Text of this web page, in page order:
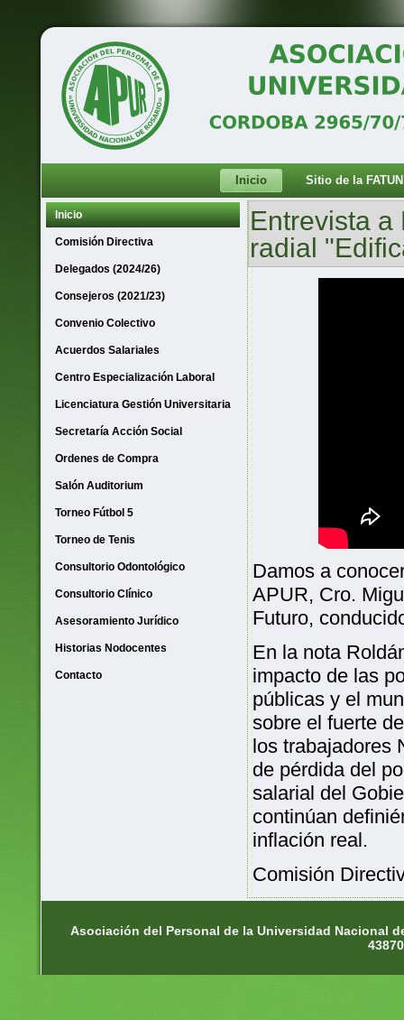
Inicio Sitio de la FATUN
Inicio
Comisión Directiva
Delegados (2024/26)
Consejeros (2021/23)
Convenio Colectivo
Acuerdos Salariales
Centro Especialización Laboral
Licenciatura Gestión Universitaria
Secretaría Acción Social
Ordenes de Compra
Salón Auditorium
Torneo Fútbol 5
Torneo de Tenis
Consultorio Odontológico
Consultorio Clínico
Asesoramiento Jurídico
Historias Nodocentes
Contacto
Entrevista
radial
Damos a
APUR, Cro.
Futuro,
En la nota
impacto de las
públicas y el
sobre el fuerte
los trabajadores
de pérdida del
salarial del
continúan
inflación real.
Comisión
Asociación del Personal de la Universidad Nacional